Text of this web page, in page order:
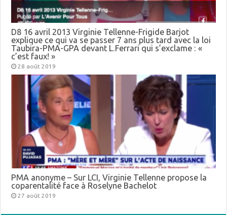
D8 16 avril 2013 Virginie Tellenne-Frigide Barjot
explique ce qui va se passer 7 ans plus tard avec la loi
Taubira-PMA-GPA devant L.Ferrari qui s’exclame : «
c’est faux! »
28 août 2019
PMA anonyme – Sur LCI, Virginie Tellenne propose la
coparentalité face à Roselyne Bachelot
27 août 2019